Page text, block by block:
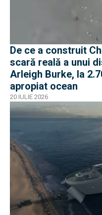
De ce a construit
scară reală a unui
Arleigh Burke, la
apropiat ocean
20 IULIE 2026